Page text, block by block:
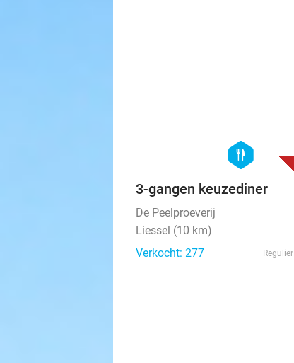
hexagon
food
3-gangen keuzediner
De Peelproeverij
Liessel (10 km)
Verkocht: 277
Regulier